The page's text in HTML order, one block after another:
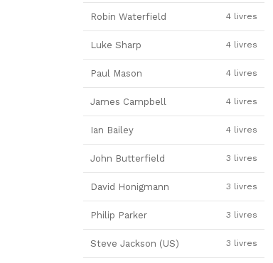
Robin Waterfield 4 livres
Luke Sharp 4 livres
Paul Mason 4 livres
James Campbell 4 livres
Ian Bailey 4 livres
John Butterfield 3 livres
David Honigmann 3 livres
Philip Parker 3 livres
Steve Jackson (US) 3 livres